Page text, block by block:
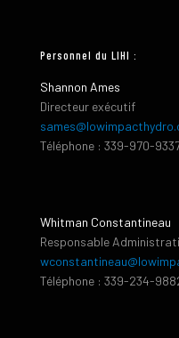
Personnel du LIHI :
Shannon Ames
Directeur exécutif
Téléphone : 339-970-
Whitman Constantineau
Responsable
Téléphone : 339-234-